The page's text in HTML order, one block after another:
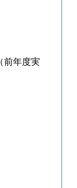
前年度実